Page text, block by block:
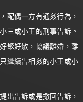
配偶一方有通姦行為，
三或小王的刑事告訴。
聚好散，協議離婚，離
繼續告相姦的小王或小
出告訴或是撤回告訴，